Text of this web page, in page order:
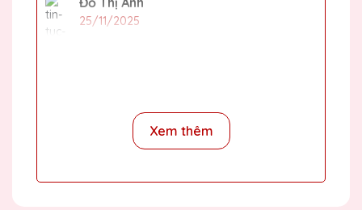
25/11/2025
25/11/2025
Xem thêm